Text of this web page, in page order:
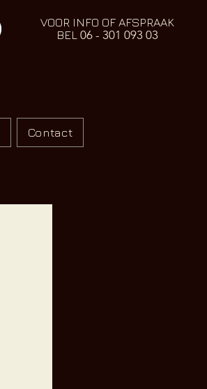
VOOR INFO OF AFSPRAAK
BEL 06 - 301 093 03
Contact